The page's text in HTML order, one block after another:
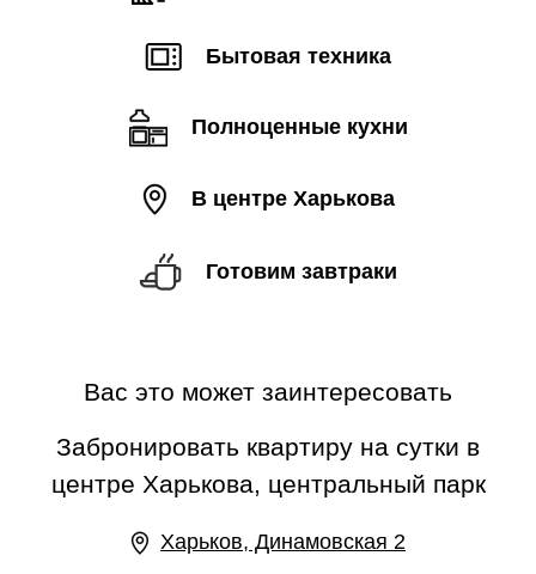
Бытовая техника
Полноценные кухни
В центре Харькова
Готовим завтраки
Вас это может заинтересовать
Забронировать квартиру на сутки в
центре Харькова, центральный парк
Харьков, Динамовская 2